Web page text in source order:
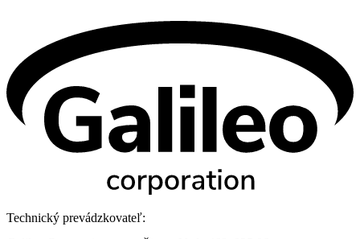
Technický prevádzkovateľ: